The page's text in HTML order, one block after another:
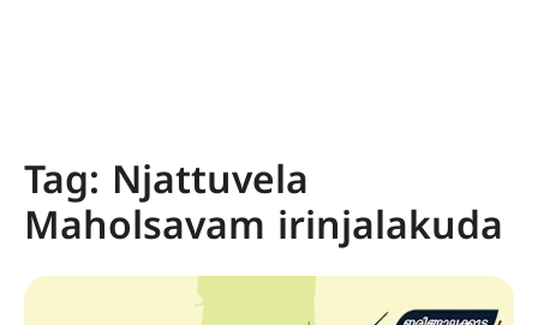
Tag: Njattuvela
Maholsavam irinjalakuda